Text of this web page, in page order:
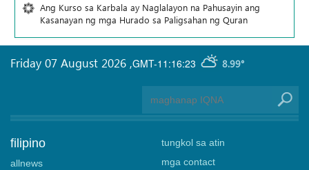
Ang Kurso sa Karbala ay Naglalayon na Pahusayin ang
Kasanayan ng mga Hurado sa Paligsahan ng Quran
GMT-11:16:23 8.99°
Friday 07 August 2026 ,
filipino
allnews
tungkol sa atin
mga contact